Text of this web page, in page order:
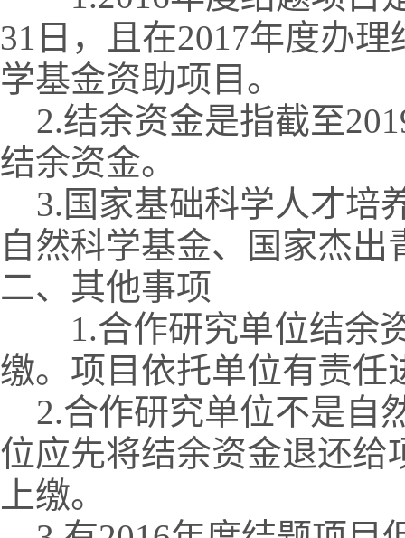
31日，且在2017年度办
学基金资助项目。
2.结余资金是指截至
结余资金。
3.国家基础科学人才培
自然科学基金、国家杰
二、其他事项
1.合作研究单位结余资
缴。项目依托单位有责任
2.合作研究单位不是自
位应先将结余资金退还给
上缴。